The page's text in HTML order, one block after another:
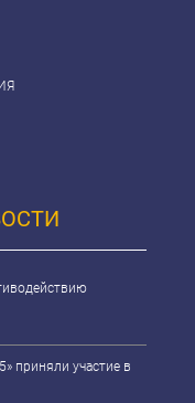
приняли участие в